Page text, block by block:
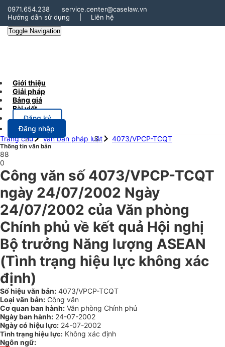
0971.654.238
service.center@caselaw.vn
Hướng dẫn sử dụng
Liên hệ
Toggle Navigation
Giới thiệu
Giải pháp
Bảng giá
Bài viết
Đăng ký
Đăng nhập
Trang chủ
Văn bản pháp luật 4073/VPCP-TCQT
Thông tin văn bản
88
0
Công văn số 4073/VPCP-TCQT
ngày 24/07/2002 Ngày
24/07/2002 của Văn phòng
Chính phủ về kết quả Hội nghị
Bộ trưởng Năng lượng ASEAN
(Tình trạng hiệu lực không xác
định)
Số hiệu văn bản: 4073/VPCP-TCQT
Loại văn bản: Công văn
Cơ quan ban hành: Văn phòng Chính phủ
Ngày ban hành: 24-07-2002
Ngày có hiệu lực: 24-07-2002
Tình trạng hiệu lực: Không xác định
Ngôn ngữ: